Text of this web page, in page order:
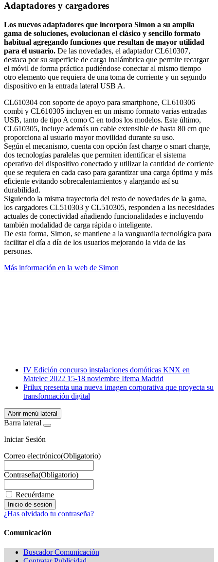
Adaptadores y cargadores
Los nuevos adaptadores que incorpora Simon a su amplia
gama de soluciones, evolucionan el clásico y sencillo formato
habitual agregando funciones que resultan de mayor utilidad
para el usuario. De las novedades, el adaptador CL610307,
destaca por su superficie de carga inalámbrica que permite recargar
el móvil de forma práctica pudiéndose conectar al mismo tiempo
otro elemento que requiera de una toma de corriente y un segundo
dispositivo en la entrada lateral USB A.
CL610304 con soporte de apoyo para smartphone, CL610306
combi y CL610305 incluyen en un mismo formato varias entradas
USB, tanto de tipo A como C en todos los modelos. Este último,
CL610305, incluye además un cable extensible de hasta 80 cm que
proporciona al usuario mayor movilidad durante su uso.
Según el mecanismo, cuenta con opción fast charge o smart charge,
dos tecnologías paralelas que permiten identificar el sistema
operativo del dispositivo conectado y utilizar la cantidad de corriente
que se requiera en cada caso para garantizar una carga óptima y más
eficiente evitando sobrecalentamientos y alargando así su
durabilidad.
Siguiendo la misma trayectoria del resto de novedades de la gama,
los cargadores CL510303 y CL510305, responden a las necesidades
actuales de conectividad añadiendo funcionalidades e incluyendo
también modalidad de carga rápida o inteligente.
De esta forma, Simon, se mantiene a la vanguardia tecnológica para
facilitar el día a día de los usuarios mejorando la vida de las
personas.
Más información en la web de Simon
WhatsApp
IV Edición concurso instalaciones domóticas KNX en
Matelec 2022 15-18 noviembre Ifema Madrid
Prilux presenta una nueva imagen corporativa que proyecta su
transformación digital
Abrir menú lateral
Barra lateral
Iniciar Sesión
Correo electrónico(Obligatorio)
Contraseña(Obligatorio)
Recuérdame
¿Has olvidado tu contraseña?
Comunicación
Buscador Comunicación